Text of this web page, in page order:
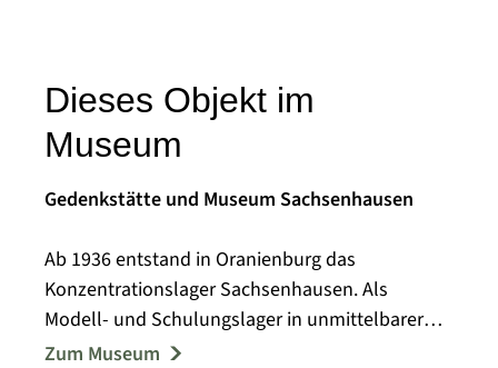
Dieses Objekt im
Museum
Gedenkstätte und Museum Sachsenhausen
Ab 1936 entstand in Oranienburg das
Konzentrationslager Sachsenhausen. Als
Modell- und Schulungslager in unmittelbarer
Nähe Berlins nahm es eine Sonderstellung im
Zum Museum